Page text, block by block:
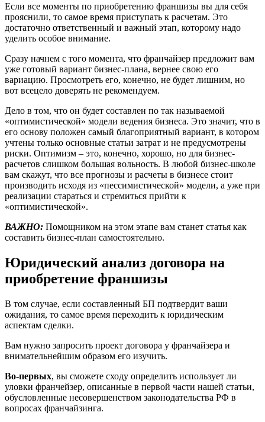
Если все моменты по приобретению франшизы вы для себя
прояснили, то самое время приступать к расчетам. Это
достаточно ответственный и важный этап, которому надо
уделить особое внимание.
Сразу начнем с того момента, что франчайзер предложит вам
уже готовый вариант бизнес-плана, вернее свою его
вариацию. Просмотреть его, конечно, не будет лишним, но
вот всецело доверять не рекомендуем.
Дело в том, что он будет составлен по так называемой
«оптимистической» модели ведения бизнеса. Это значит, что в
его основу положен самый благоприятный вариант, в котором
учтены только основные статьи затрат и не предусмотрены
риски. Оптимизм – это, конечно, хорошо, но для бизнес-
расчетов слишком большая вольность. В любой бизнес-школе
вам скажут, что все прогнозы и расчеты в бизнесе стоит
производить исходя из «пессимистической» модели, а уже при
реализации стараться и стремиться прийти к
«оптимистической».
ВАЖНО: Помощником на этом этапе вам станет статья как
составить бизнес-план самостоятельно.
Юридический анализ договора на
приобретение франшизы
В том случае, если составленный БП подтвердит ваши
ожидания, то самое время переходить к юридическим
аспектам сделки.
Вам нужно запросить проект договора у франчайзера и
внимательнейшим образом его изучить.
Во-первых, вы сможете сходу определить использует ли
уловки франчейзер, описанные в первой части нашей статьи,
обусловленные несовершенством законодательства РФ в
вопросах франчайзинга.